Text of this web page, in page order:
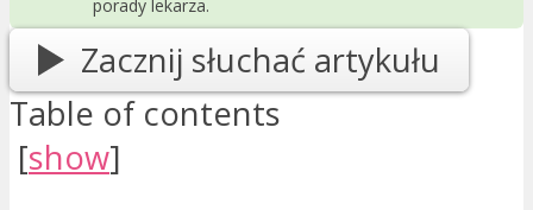
porady lekarza.
Zacznij słuchać artykułu
Table of contents
[show]